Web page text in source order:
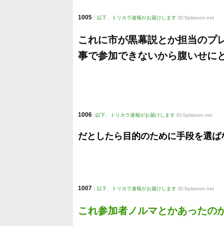
1005 : 以下、トリカラ速報がお届けします ID:Splatoon.net
これに市が黒幕説とか担当のプ
事で参加できないから腹いせに
1006 : 以下、トリカラ速報がお届けします ID:Splatoon.net
だとしたら目的のために手段を選
1007 : 以下、トリカラ速報がお届けします ID:Splatoon.net
これ参加者ノルマとかあったの